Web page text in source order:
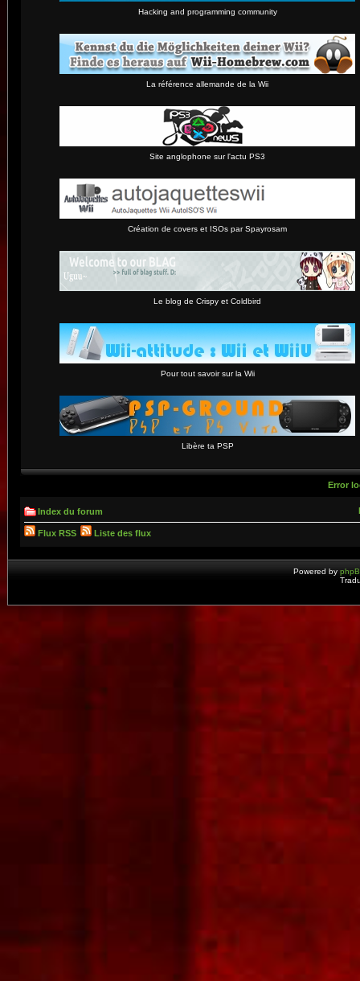
Hacking and programming community
La référence allemande de la Wii
Site anglophone sur l'actu PS3
Création de covers et ISOs par Spayrosam
Le blog de Crispy et Coldbird
Pour tout savoir sur la Wii
Libère ta PSP
Error
Index du forum
Flux RSS Liste des flux
Powered by